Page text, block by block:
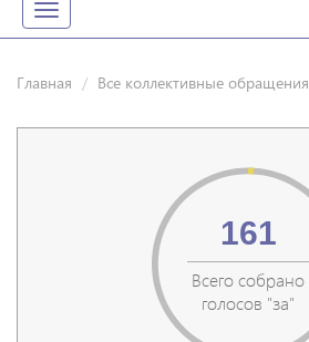
Toggle
navigation
Главная Все коллективные обращения
Всего собрано
голосов "за"
161